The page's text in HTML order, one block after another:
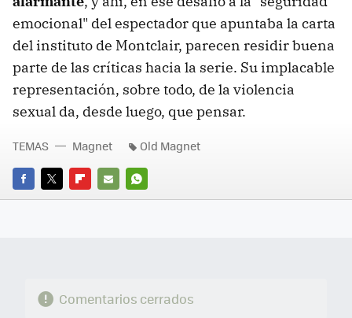
emocional" del espectador que apuntaba la carta
del instituto de Montclair, parecen residir buena
parte de las críticas hacia la serie. Su implacable
representación, sobre todo, de la violencia
sexual da, desde luego, que pensar.
FACEBOOK
TWITTERFLIPBOARD
E-
WHATSAPP
TEMAS Magnet Old Magnet
Comentarios cerrados